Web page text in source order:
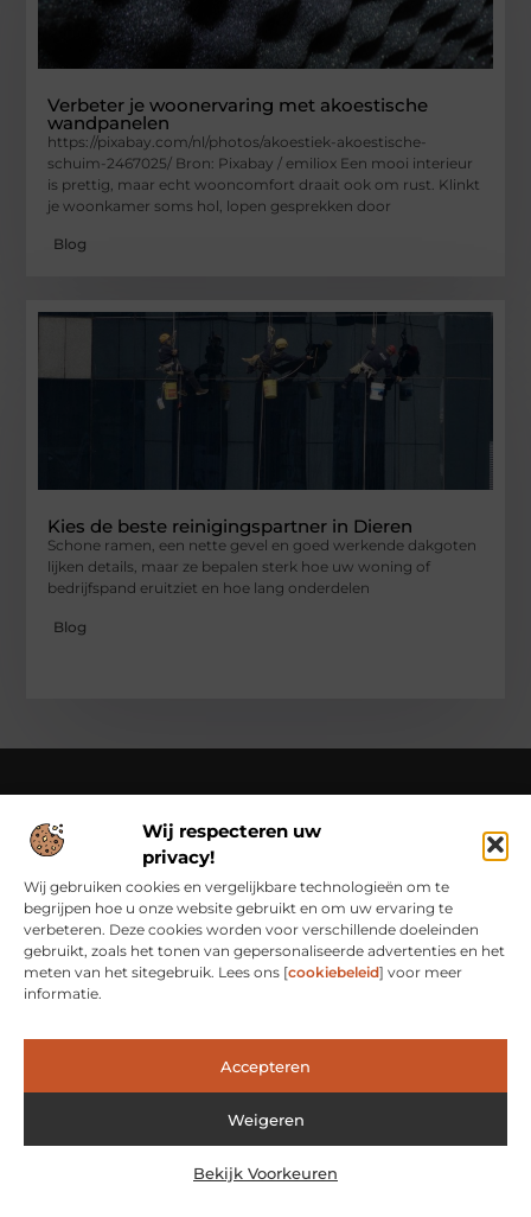
Wij respecteren uw
privacy!
Wij gebruiken cookies en vergelijkbare technologieën om te
begrijpen hoe u onze website gebruikt en om uw ervaring te
verbeteren. Deze cookies worden voor verschillende doeleinden
gebruikt, zoals het tonen van gepersonaliseerde advertenties en het
meten van het sitegebruik. Lees ons [cookiebeleid] voor meer
informatie.
Accepteren
Weigeren
Bekijk Voorkeuren
Verbeter je woonervaring met akoestische
wandpanelen
https://pixabay.com/nl/photos/akoestiek-akoestische-
schuim-2467025/ Bron: Pixabay / emiliox Een mooi interieur
is prettig, maar echt wooncomfort draait ook om rust. Klinkt
je woonkamer soms hol, lopen gesprekken door
Blog
Kies de beste reinigingspartner in Dieren
Schone ramen, een nette gevel en goed werkende dakgoten
lijken details, maar ze bepalen sterk hoe uw woning of
bedrijfspand eruitziet en hoe lang onderdelen
Blog
Over Class Actions
Classactions.nl – Van dagelijkse inspiratie tot bijzondere
verhalen.
Verken artikelen en blogs die je informeren,
inspireren en bewust maken van alles wat er speelt in de
wereld.
Bericht categorie
@2025 www.classactions.nl. All Right Reserved.